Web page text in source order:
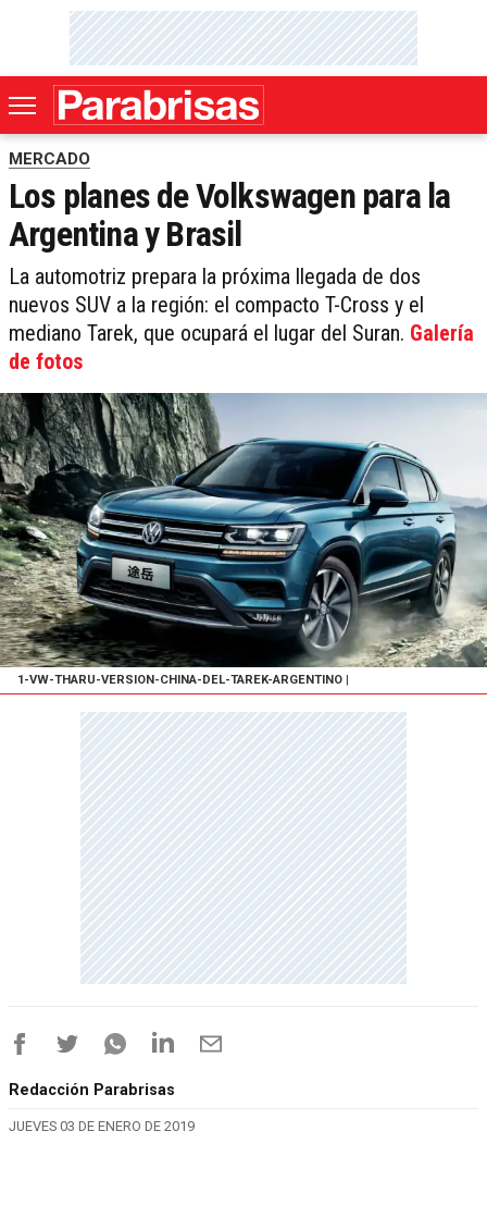
MERCADO
Los planes de Volkswagen para la
Argentina y Brasil
La automotriz prepara la próxima llegada de dos
nuevos SUV a la región: el compacto T-Cross y el
mediano Tarek, que ocupará el lugar del Suran. Galería
de fotos
1-VW-THARU-VERSION-CHINA-DEL-TAREK-ARGENTINO
Redacción Parabrisas
JUEVES 03 DE ENERO DE 2019